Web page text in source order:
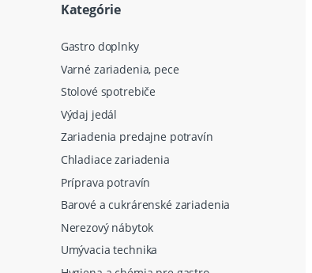
Kategórie
Gastro doplnky
Varné zariadenia, pece
Stolové spotrebiče
Výdaj jedál
Zariadenia predajne potravín
Chladiace zariadenia
Príprava potravín
Barové a cukrárenské zariadenia
Nerezový nábytok
Umývacia technika